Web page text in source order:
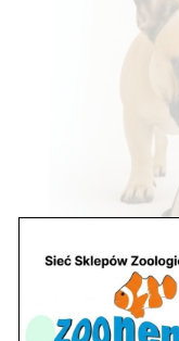
Zobacz również